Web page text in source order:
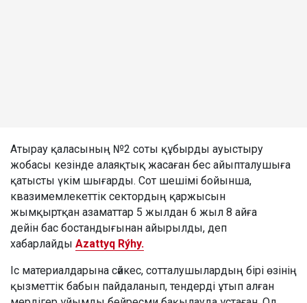
Атырау қаласының №2 соты құбырды ауыстыру
жобасы кезінде алаяқтық жасаған бес айыпталушыға
қатысты үкім шығарды. Сот шешімі бойынша,
квазимемлекеттік сектордың қаржысын
жымқыртқан азаматтар 5 жылдан 6 жыл 8 айға
дейін бас бостандығынан айырылды, деп
хабарлайды Azattyq Rýhy.
Іс материалдарына сәйкес, сотталушылардың бірі өзінің
қызметтік бабын пайдаланып, тендерді ұтып алған